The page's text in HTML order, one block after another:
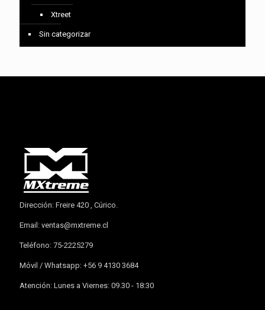
Xtreet
Sin categorizar
Dirección: Freire 420 , Cúrico.
Email: ventas@mxtreme.cl
Teléfono: 75-2225279
Móvil / Whatsapp: +56 9 4130 3684
Atención: Lunes a Viernes: 09.30 - 18:30